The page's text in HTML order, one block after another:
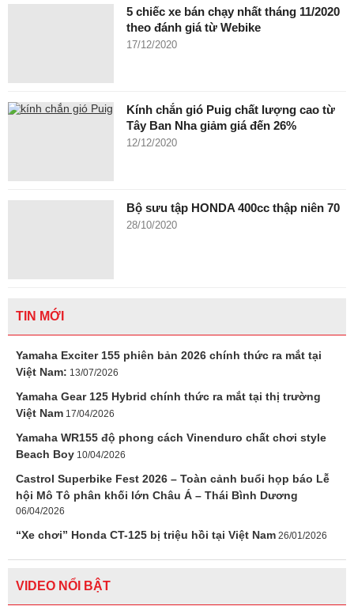
5 chiếc xe bán chạy nhất tháng 11/2020
theo đánh giá từ Webike
17/12/2020
Kính chắn gió Puig chất lượng cao từ
Tây Ban Nha giảm giá đến 26%
12/12/2020
Bộ sưu tập HONDA 400cc thập niên 70
28/10/2020
TIN MỚI
Yamaha Exciter 155 phiên bản 2026 chính thức ra mắt tại
Việt Nam: 13/07/2026
Yamaha Gear 125 Hybrid chính thức ra mắt tại thị trường
Việt Nam 17/04/2026
Yamaha WR155 độ phong cách Vinenduro chất chơi style
Beach Boy 10/04/2026
Castrol Superbike Fest 2026 – Toàn cảnh buổi họp báo Lễ
hội Mô Tô phân khối lớn Châu Á – Thái Bình Dương
06/04/2026
“Xe chơi” Honda CT-125 bị triệu hồi tại Việt Nam 26/01/2026
VIDEO NỔI BẬT